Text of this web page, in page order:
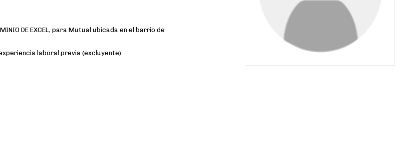
DE EXCEL, para Mutual ubicada en el barrio de
laboral previa (excluyente).